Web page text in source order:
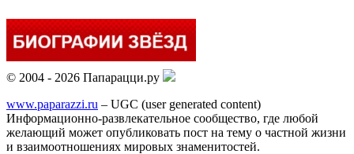
© 2004 - 2026 Папарацци.ру
www.paparazzi.ru – UGC (user generated content)
Информационно-развлекательное сообщество, где любой
желающий может опубликовать пост на тему о частной жизни
и взаимоотношениях мировых знаменитостей.